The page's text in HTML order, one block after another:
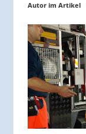
Autor im Artikel